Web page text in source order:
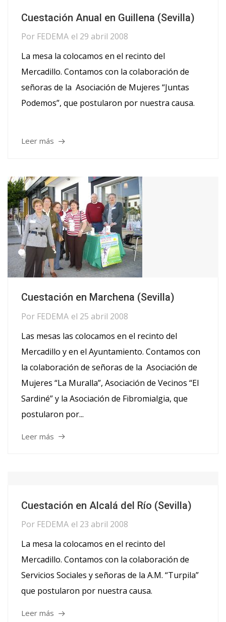
Cuestación Anual en Guillena (Sevilla)
Por FEDEMA el 29 abril 2008
La mesa la colocamos en el recinto del
Mercadillo. Contamos con la colaboración de
señoras de la Asociación de Mujeres “Juntas
Podemos”, que postularon por nuestra causa.
Leer más
Cuestación en Marchena (Sevilla)
Por FEDEMA el 25 abril 2008
Las mesas las colocamos en el recinto del
Mercadillo y en el Ayuntamiento. Contamos con
la colaboración de señoras de la Asociación de
Mujeres “La Muralla”, Asociación de Vecinos “El
Sardiné” y la Asociación de Fibromialgia, que
postularon por...
Leer más
Cuestación en Alcalá del Río (Sevilla)
Por FEDEMA el 23 abril 2008
La mesa la colocamos en el recinto del
Mercadillo. Contamos con la colaboración de
Servicios Sociales y señoras de la A.M. “Turpila”
que postularon por nuestra causa.
Leer más